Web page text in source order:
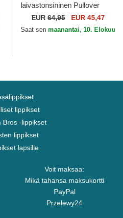
laivastonsininen Pullover
Hoody Denver Nuggets NBA
New Era
EUR 64,95 EUR 45,47
Saat sen maanantai, 10. Elokuu
lippikset
Bros -lippikset
lippikset
lapsille
Voit maksaa:
Mikä tahansa maksukortti
PayPal
Przelewy24